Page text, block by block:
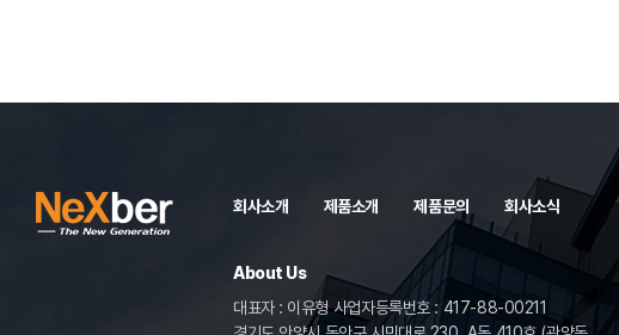
회사소개 제품소개 제품문의 회사소식
About Us
대표자 : 이유형 사업자등록번호 : 417-88-00211